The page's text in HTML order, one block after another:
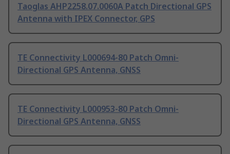
Taoglas AHP2258.07.0060A Patch Directional GPS
Antenna with IPEX Connector, GPS
TE Connectivity L000694-80 Patch Omni-
Directional GPS Antenna, GNSS
TE Connectivity L000953-80 Patch Omni-
Directional GPS Antenna, GNSS